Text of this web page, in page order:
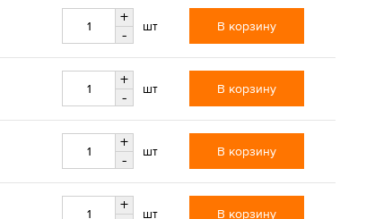
+
-
шт В корзину
+
-
шт В корзину
+
-
шт В корзину
+
шт В корзину